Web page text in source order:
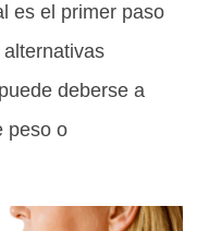
es el primer paso
deberse a
peso o